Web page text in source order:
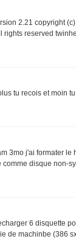
2.21 copyright
reserved
tu recois et moin
3mo j'ai formater
disque non-
6 disquette
de machinbe (386